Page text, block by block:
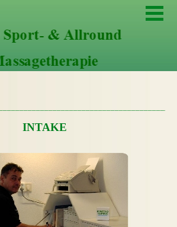
INTAKE